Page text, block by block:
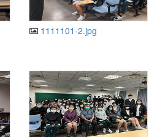
1111101-2.jpg